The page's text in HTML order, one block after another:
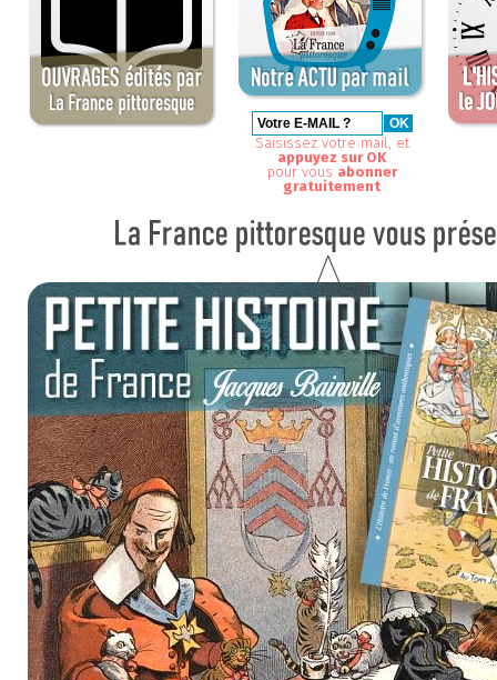
Saisissez votre mail, et
appuyez sur OK
pour vous abonner
gratuitement